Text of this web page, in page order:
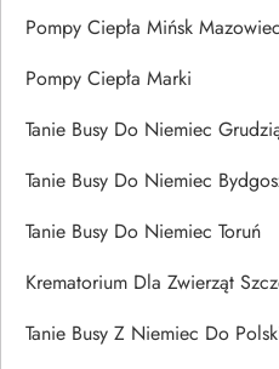
Pompy Ciepła Mińsk
Pompy Ciepła Marki
Tanie Busy Do Niemiec
Tanie Busy Do Niemiec
Tanie Busy Do Niemiec Toruń
Krematorium Dla Zwierząt
Tanie Busy Z Niemiec Do